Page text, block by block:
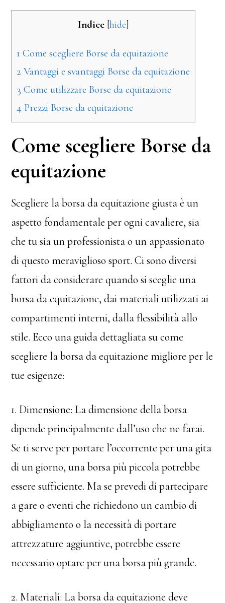
Indice hide
1 Come scegliere Borse da equitazione
2 Vantaggi e svantaggi Borse da equitazione
3 Come utilizzare Borse da equitazione
4 Prezzi Borse da equitazione
Come scegliere Borse da
equitazione
Scegliere la borsa da equitazione giusta è un
aspetto fondamentale per ogni cavaliere, sia
che tu sia un professionista o un appassionato
di questo meraviglioso sport. Ci sono diversi
fattori da considerare quando si sceglie una
borsa da equitazione, dai materiali utilizzati ai
compartimenti interni, dalla flessibilità allo
stile. Ecco una guida dettagliata su come
scegliere la borsa da equitazione migliore per le
tue esigenze:
1. Dimensione: La dimensione della borsa
dipende principalmente dall’uso che ne farai.
Se ti serve per portare l’occorrente per una gita
di un giorno, una borsa più piccola potrebbe
essere sufficiente. Ma se prevedi di partecipare
a gare o eventi che richiedono un cambio di
abbigliamento o la necessità di portare
attrezzature aggiuntive, potrebbe essere
necessario optare per una borsa più grande.
2. Materiali: La borsa da equitazione deve